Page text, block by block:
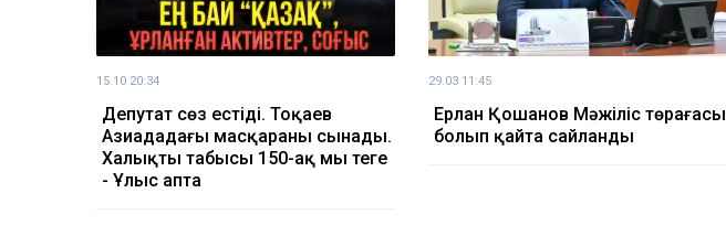
15.10 20:34
Депутат сөз естіді. Тоқаев
Азиададағы масқараны сынады.
Халықтың табысы 150-ақ мың теңге
- Ұлыс апта
29.03 11:45
Ерлан Қошанов Мәжіліс төрағасы
болып қайта сайланды